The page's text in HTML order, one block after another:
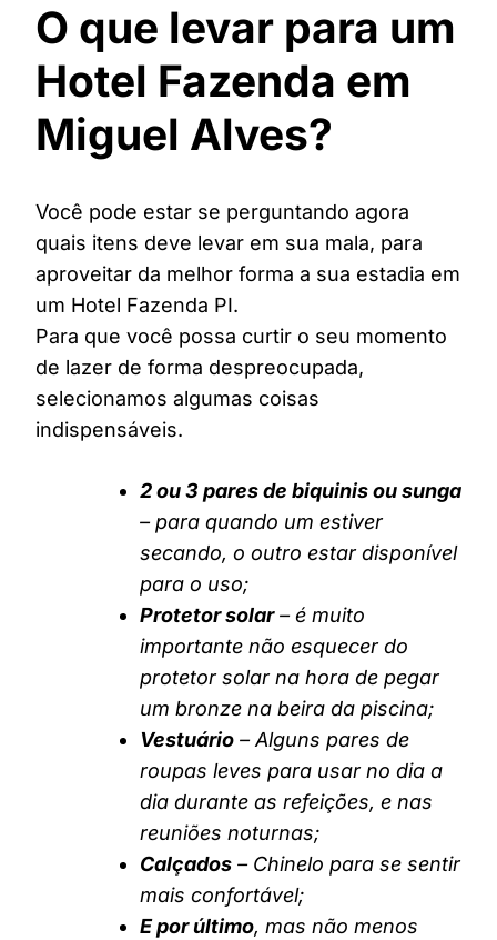
O que levar para um
Hotel Fazenda em
Miguel Alves?
Você pode estar se perguntando agora
quais itens deve levar em sua mala, para
aproveitar da melhor forma a sua estadia em
um Hotel Fazenda PI.
Para que você possa curtir o seu momento
de lazer de forma despreocupada,
selecionamos algumas coisas
indispensáveis.
2 ou 3 pares de biquinis ou sunga
– para quando um estiver
secando, o outro estar disponível
para o uso;
Protetor solar– é muito
importante não esquecer do
protetor solar na hora de pegar
um bronze na beira da piscina;
Vestuário – Alguns pares de
roupas leves para usar no dia a
dia durante as refeições, e nas
reuniões noturnas;
Calçados – Chinelo para se sentir
mais confortável;
E por último, mas não menos